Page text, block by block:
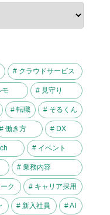
# クラウドサービス
モ # 見守り
# 転職 # そるくん
# 働き方 # DX
# イベント
# 業務内容
ク # キャリア採用
# 新入社員 # AI